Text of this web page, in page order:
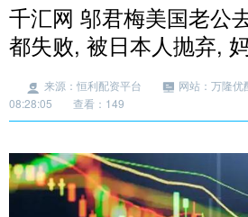
千汇网 邬君梅美国老公
都失败, 被日本人抛弃,
来源：恒利配资平台 网站：万隆优
08:28:05
查看：149